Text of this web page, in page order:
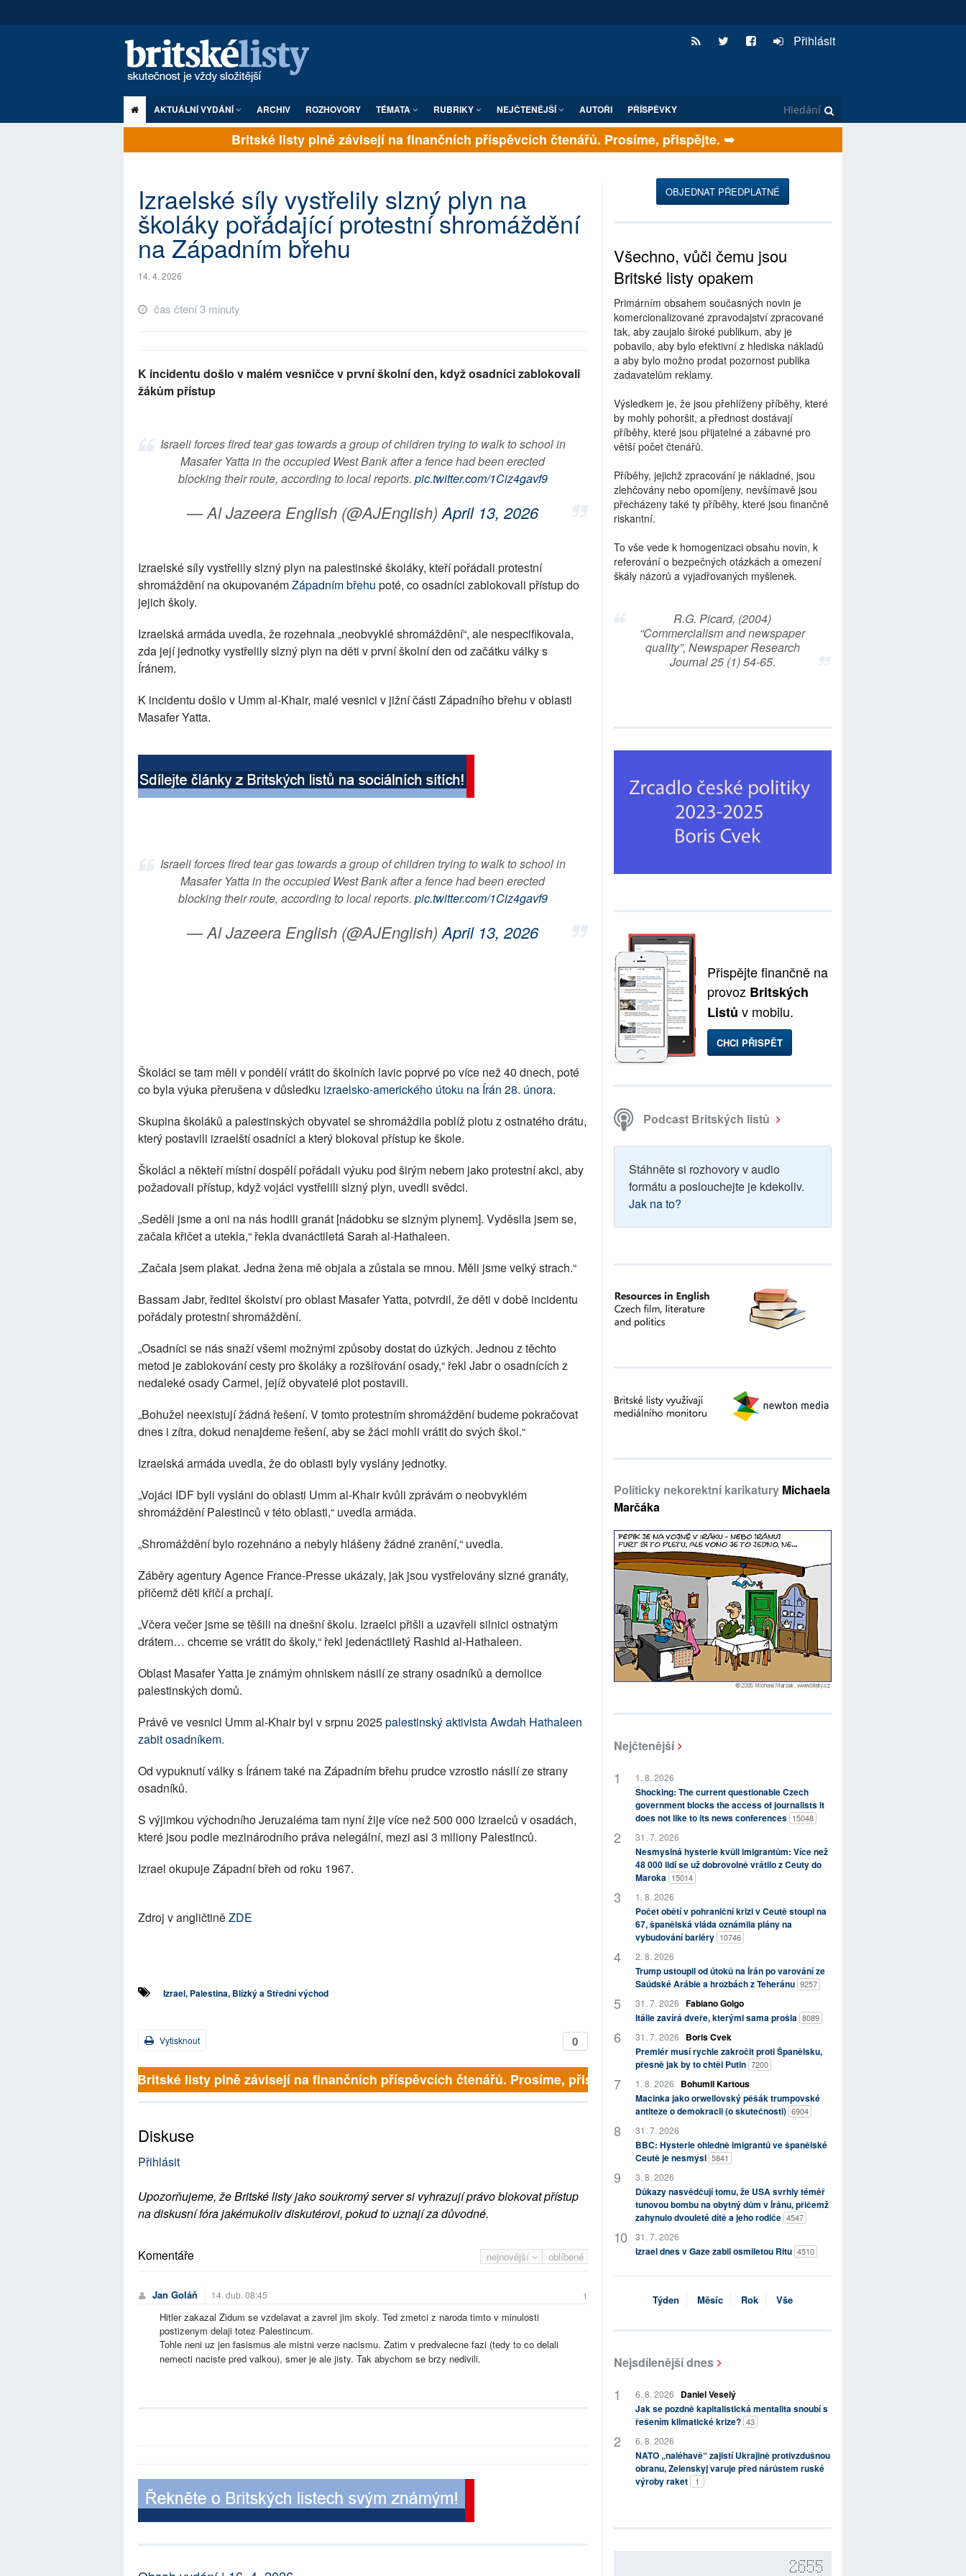
Přihlásit
AKTUÁLNÍ VYDÁNÍ ARCHIV ROZHOVORY TÉMATA RUBRIKY NEJČTENĚJŠÍ AUTOŘI PŘÍSPĚVKY
Britské listy plně závisejí na finančních příspěvcích čtenářů. Prosíme, přispějte. ➥
Izraelské síly vystřelily slzný plyn na
školáky pořádající protestní shromáždění
na Západním břehu
14. 4. 2026
čas čtení 3 minuty
K incidentu došlo v malém vesničce v první školní den, když osadníci zablokovali
žákům přístup
Israeli forces fired tear gas towards a group of children trying to walk to school in
Masafer Yatta in the occupied West Bank after a fence had been erected
blocking their route, according to local reports. pic.twitter.com/1Ciz4gavf9
— Al Jazeera English (@AJEnglish)April 13, 2026
Izraelské síly vystřelily slzný plyn na palestinské školáky, kteří pořádali protestní
shromáždění na okupovanémZápadním břehu poté, co osadníci zablokovali přístup do
jejich školy.
Izraelská armáda uvedla, že rozehnala „neobvyklé shromáždění“, ale nespecifikovala,
zda její jednotky vystřelily slzný plyn na děti v první školní den od začátku války s
Íránem.
K incidentu došlo v Umm al-Khair, malé vesnici v jižní části Západního břehu v oblasti
Masafer Yatta.
Israeli forces fired tear gas towards a group of children trying to walk to school in
Masafer Yatta in the occupied West Bank after a fence had been erected
blocking their route, according to local reports. pic.twitter.com/1Ciz4gavf9
— Al Jazeera English (@AJEnglish)April 13, 2026
Školáci se tam měli v pondělí vrátit do školních lavic poprvé po více než 40 dnech, poté
co byla výuka přerušena v důsledku izraelsko-amerického útoku na Írán 28. února.
Skupina školáků a palestinských obyvatel se shromáždila poblíž plotu z ostnatého drátu,
který postavili izraelští osadníci a který blokoval přístup ke škole.
Školáci a někteří místní dospělí pořádali výuku pod širým nebem jako protestní akci, aby
požadovali přístup, když vojáci vystřelili slzný plyn, uvedli svědci.
„Seděli jsme a oni na nás hodili granát [nádobku se slzným plynem]. Vyděsila jsem se,
začala křičet a utekla,“ řekla dvanáctiletá Sarah al-Hathaleen.
„Začala jsem plakat. Jedna žena mě objala a zůstala se mnou. Měli jsme velký strach.“
Bassam Jabr, ředitel školství pro oblast Masafer Yatta, potvrdil, že děti v době incidentu
pořádaly protestní shromáždění.
„Osadníci se nás snaží všemi možnými způsoby dostat do úzkých. Jednou z těchto
metod je zablokování cesty pro školáky a rozšiřování osady,“ řekl Jabr o osadnících z
nedaleké osady Carmel, jejíž obyvatelé plot postavili.
„Bohužel neexistují žádná řešení. V tomto protestním shromáždění budeme pokračovat
dnes i zítra, dokud nenajdeme řešení, aby se žáci mohli vrátit do svých škol.“
Izraelská armáda uvedla, že do oblasti byly vyslány jednotky.
„Vojáci IDF byli vysláni do oblasti Umm al-Khair kvůli zprávám o neobvyklém
shromáždění Palestinců v této oblasti,“ uvedla armáda.
„Shromáždění bylo rozehnáno a nebyly hlášeny žádné zranění,“ uvedla.
Záběry agentury Agence France-Presse ukázaly, jak jsou vystřelovány slzné granáty,
přičemž děti křičí a prchají.
„Včera večer jsme se těšili na dnešní školu. Izraelci přišli a uzavřeli silnici ostnatým
drátem… chceme se vrátit do školy,“ řekl jedenáctiletý Rashid al-Hathaleen.
Oblast Masafer Yatta je známým ohniskem násilí ze strany osadníků a demolice
palestinských domů.
Právě ve vesnici Umm al-Khair byl v srpnu 2025palestinský aktivista Awdah Hathaleen
zabit osadníkem.
Od vypuknutí války s Íránem také na Západním břehu prudce vzrostlo násilí ze strany
osadníků.
S výjimkou východního Jeruzaléma tam nyní žije více než 500 000 Izraelců v osadách,
které jsou podle mezinárodního práva nelegální, mezi asi 3 miliony Palestinců.
Izrael okupuje Západní břeh od roku 1967.
Zdroj v angličtiněZDE
Izrael, Palestina, Blízký a Střední východ
0
Vytisknout
Britské listy plně závisejí na finančních příspěvcích čtenářů. Prosíme, přispějte. ➥
Diskuse
Přihlásit
Upozorňujeme, že Britské listy jako soukromý server si vyhrazují právo blokovat přístup
na diskusní fóra jakémukoliv diskutérovi, pokud to uznají za důvodné.
nejnovější oblíbené
Komentáře
Jan Goláň 14. dub. 08:45 1
Hitler zakazal Zidum se vzdelavat a zavrel jim skoly. Ted zmetci z naroda timto v minulosti
postizenym delaji totez Palestincum.
Tohle neni uz jen fasismus ale mistni verze nacismu. Zatim v predvalecne fazi (tedy to co delali
nemecti naciste pred valkou), smer je ale jisty. Tak abychom se brzy nedivili.
OBJEDNAT PŘEDPLATNÉ
Všechno, vůči čemu jsou
Britské listy opakem
Primárním obsahem současných novin je
komercionalizované zpravodajství zpracované
tak, aby zaujalo široké publikum, aby je
pobavilo, aby bylo efektivní z hlediska nákladů
a aby bylo možno prodat pozornost publika
zadavatelům reklamy.
Výsledkem je, že jsou přehlíženy příběhy, které
by mohly pohoršit, a přednost dostávají
příběhy, které jsou přijatelné a zábavné pro
větší počet čtenářů.
Příběhy, jejichž zpracování je nákladné, jsou
zlehčovány nebo opomíjeny, nevšímavě jsou
přecházeny také ty příběhy, které jsou finančně
riskantní.
To vše vede k homogenizaci obsahu novin, k
referování o bezpečných otázkách a omezení
škály názorů a vyjadřovaných myšlenek.
R.G. Picard, (2004)
“Commercialism and newspaper
quality”, Newspaper Research
Journal 25 (1) 54-65.
Přispějte finančně na
provoz Britských
Listů v mobilu.
CHCI PŘISPĚT
Podcast Britských listů
Stáhněte si rozhovory v audio
formátu a poslouchejte je kdekoliv.
Jak na to?
Politicky nekorektní karikatury Michaela
Marčáka
Nejčtenější
1. 8. 2026
Shocking: The current questionable Czech
government blocks the access of journalists it
does not like to its news conferences 15048
31. 7. 2026
Nesmyslná hysterie kvůli imigrantům: Více než
48 000 lidí se už dobrovolně vrátilo z Ceuty do
Maroka 15014
1. 8. 2026
Počet obětí v pohraniční krizi v Ceutě stoupl na
67, španělská vláda oznámila plány na
vybudování bariéry 10746
2. 8. 2026
Trump ustoupil od útoků na Írán po varování ze
Saúdské Arábie a hrozbách z Teheránu 9257
31. 7. 2026 Fabiano Golgo
Itálie zavírá dveře, kterými sama prošla 8089
31. 7. 2026
Boris Cvek
Premiér musí rychle zakročit proti Španělsku,
přesně jak by to chtěl Putin 7200
1. 8. 2026
Bohumil Kartous
Macinka jako orwellovský pěšák trumpovské
antiteze o demokracii (o skutečnosti) 6904
31. 7. 2026
BBC: Hysterie ohledně imigrantů ve španělské
Ceutě je nesmysl 5841
3. 8. 2026
Důkazy nasvědčují tomu, že USA svrhly téměř
tunovou bombu na obytný dům v Íránu, přičemž
zahynulo dvouleté dítě a jeho rodiče 4547
31. 7. 2026
Izrael dnes v Gaze zabil osmiletou Ritu 4510
Týden Měsíc Rok Vše
Nejsdílenější dnes
6. 8. 2026
Daniel Veselý
Jak se pozdně kapitalistická mentalita snoubí s
řešením klimatické krize? 43
6. 8. 2026
NATO „naléhavě“ zajistí Ukrajině protivzdušnou
obranu, Zelenskyj varuje před nárůstem ruské
výroby raket
1
2655